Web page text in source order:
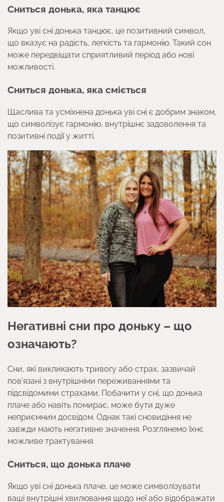
Сниться донька, яка танцює
Якщо уві сні донька танцює, це позитивний символ,
що вказує на радість, легкість та гармонію. Такий сон
може передвіщати сприятливий період або нові
можливості.
Сниться донька, яка сміється
Щаслива та усміхнена донька уві сні є добрим знаком,
що символізує гармонію, внутрішнє задоволення та
позитивні події у житті.
Негативні сни про доньку – що
означають?
Сни, які викликають тривогу або страх, зазвичай
пов’язані з внутрішніми переживаннями та
підсвідомими страхами. Побачити у сні, що донька
плаче або навіть помирає, може бути дуже
неприємним досвідом. Однак такі сновидіння не
завжди мають негативне значення. Розглянемо їхнє
можливе трактування.
Сниться, що донька плаче
Якщо уві сні донька плаче, це може символізувати
ваші внутрішні хвилювання щодо неї або відображати